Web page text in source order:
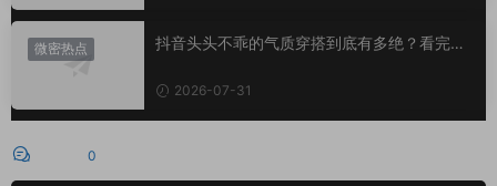
微密热点
抖音头头不乖的气质穿搭到底有多绝？看完想
2026-07-31
0